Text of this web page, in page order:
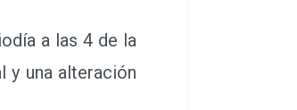
a las 4 de la
y una alteración